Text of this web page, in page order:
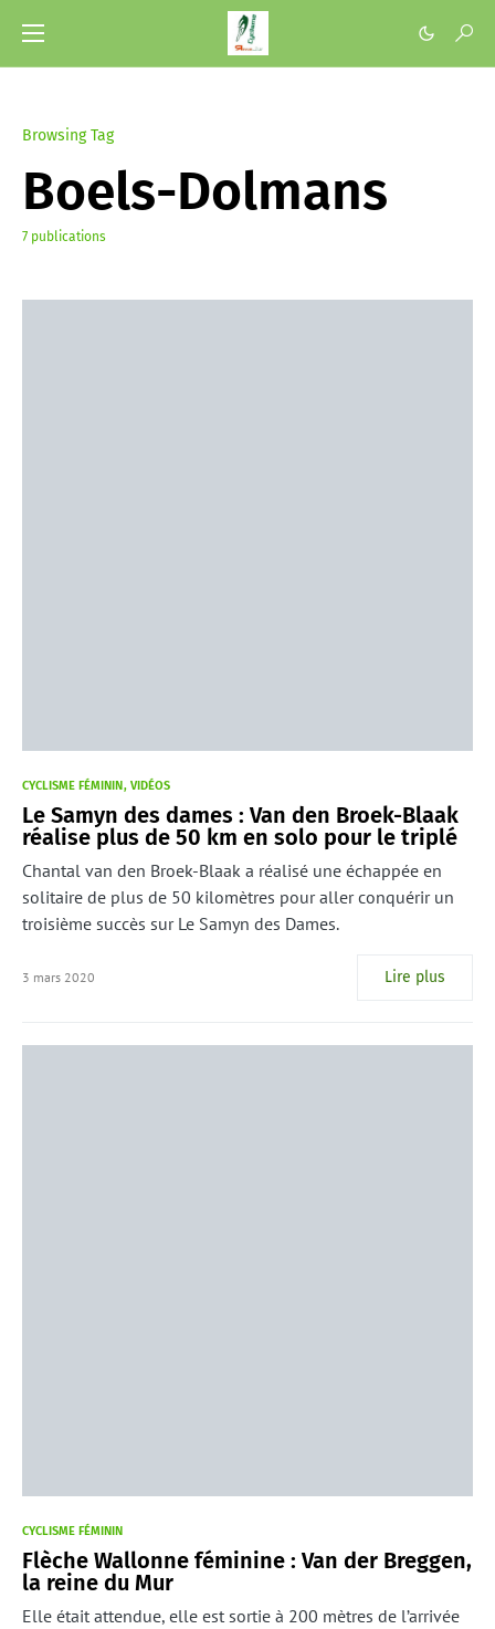
Browsing Tag
Boels-Dolmans
7 publications
CYCLISME FÉMININ VIDÉOS
Le Samyn des dames : Van den Broek-Blaak
réalise plus de 50 km en solo pour le triplé
Chantal van den Broek-Blaak a réalisé une échappée en
solitaire de plus de 50 kilomètres pour aller conquérir un
troisième succès sur Le Samyn des Dames.
3 mars 2020 Lire plus
CYCLISME FÉMININ
Flèche Wallonne féminine : Van der Breggen,
la reine du Mur
Elle était attendue, elle est sortie à 200 mètres de l’arrivée